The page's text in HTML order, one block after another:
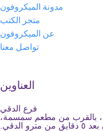
مدونة الميكروفون
متجر الكتب
عن الميكروفون
تواصل معنا
العناوين
فرع الدقي
بالقرب من مطعم سمسمة،
مترو الدقي.